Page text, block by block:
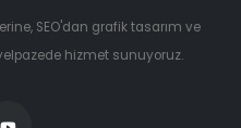
SEO'dan grafik tasarım ve
hizmet sunuyoruz.